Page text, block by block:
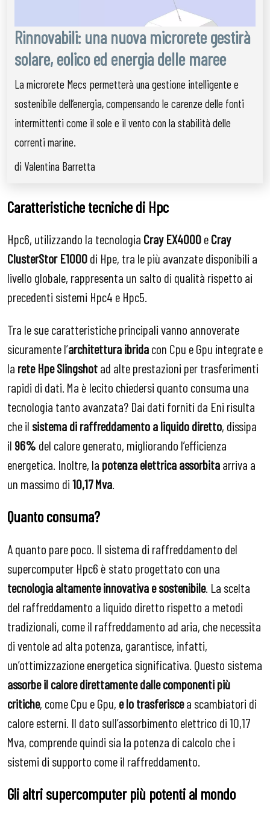
Rinnovabili: una nuova microrete gestirà
solare, eolico ed energia delle maree
La microrete Mecs permetterà una gestione intelligente e
sostenibile dell’energia, compensando le carenze delle fonti
intermittenti come il sole e il vento con la stabilità delle
correnti marine.
di Valentina Barretta
Caratteristiche tecniche di Hpc
Hpc6, utilizzando la tecnologia Cray EX4000eCray
ClusterStor E1000di Hpe, tra le più avanzate disponibili a
livello globale, rappresenta un salto di qualità rispetto ai
precedenti sistemi Hpc4 e Hpc5.
Tra le sue caratteristiche principali vanno annoverate
sicuramente l’architettura ibridacon Cpu e Gpu integrate e
la rete Hpe Slingshotad alte prestazioni per trasferimenti
rapidi di dati. Ma è lecito chiedersi quanto consuma una
tecnologia tanto avanzata? Dai dati forniti da Eni risulta
che il sistema di raffreddamento a liquido diretto, dissipa
il 96% del calore generato, migliorando l’efficienza
energetica. Inoltre, la potenza elettrica assorbitaarriva a
un massimo di10,17 Mva
Quanto consuma?
A quanto pare poco. Il sistema di raffreddamento del
supercomputer Hpc6 è stato progettato con una
tecnologia altamente innovativa e sostenibile. La scelta
del raffreddamento a liquido diretto rispetto a metodi
tradizionali, come il raffreddamento ad aria, che necessita
di ventole ad alta potenza, garantisce, infatti,
un’ottimizzazione energetica significativa. Questo sistema
assorbe il calore direttamente dalle componenti più
critiche, come Cpu e Gpu, e lo trasferiscea scambiatori di
calore esterni. Il dato sull’assorbimento elettrico di 10,17
Mva, comprende quindi sia la potenza di calcolo che i
sistemi di supporto come il raffreddamento.
Gli altri supercomputer più potenti al mondo